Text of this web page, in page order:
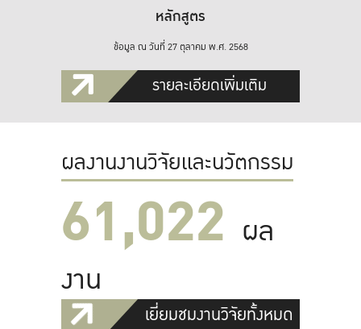
หลักสูตร
ข้อมูล ณ วันที่ 27 ตุลาคม พ.ศ. 2568
รายละเอียดเพิ่มเติม
ผลงานงานวิจัยและนวัตกรรม
61,022 ผล
งาน
เยี่ยมชมงานวิจัยทั้งหมด